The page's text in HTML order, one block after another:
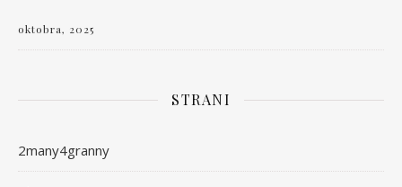
oktobra, 2025
STRANI
2many4granny